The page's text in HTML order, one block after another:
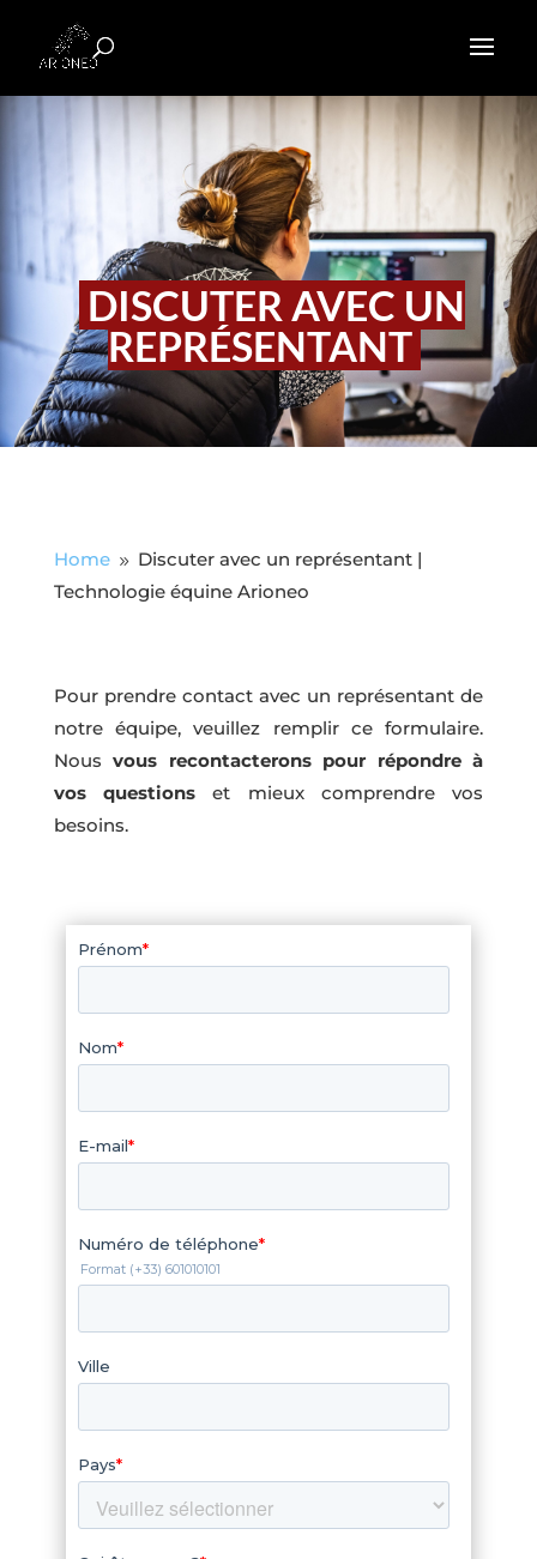
DISCUTER AVEC UN
REPRÉSENTANT
Home 9 Discuter avec un représentant |
Technologie équine Arioneo
Pour prendre contact avec un représentant de
notre équipe, veuillez remplir ce formulaire.
Nous vous recontacterons pour répondre à
vos questions et mieux comprendre vos
besoins.